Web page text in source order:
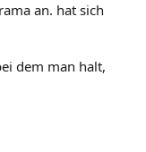
an. hat sich
dem man halt,